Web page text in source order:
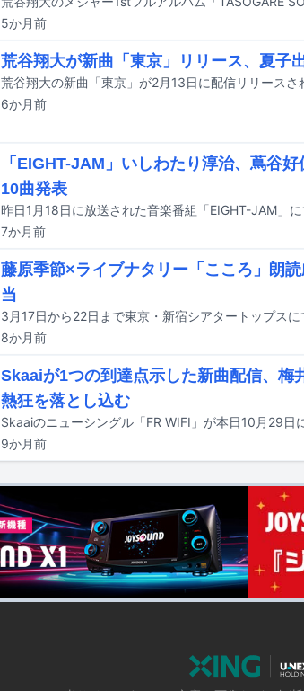
5か月前
荒谷翔大が新曲「東京」リリース、夏子
荒谷翔大の新曲「東京」が2月13日に配信リリースさ
6か月前
「EIGHT-JAM」いしわたり淳治、蔦谷
10曲発表
7か月前
藤原季節×ライブナタリー「こころ」朗
当
8か月前
Skaaiが1つの到達点示した新曲配信、梅
熱狂を落とし込む
9か月前